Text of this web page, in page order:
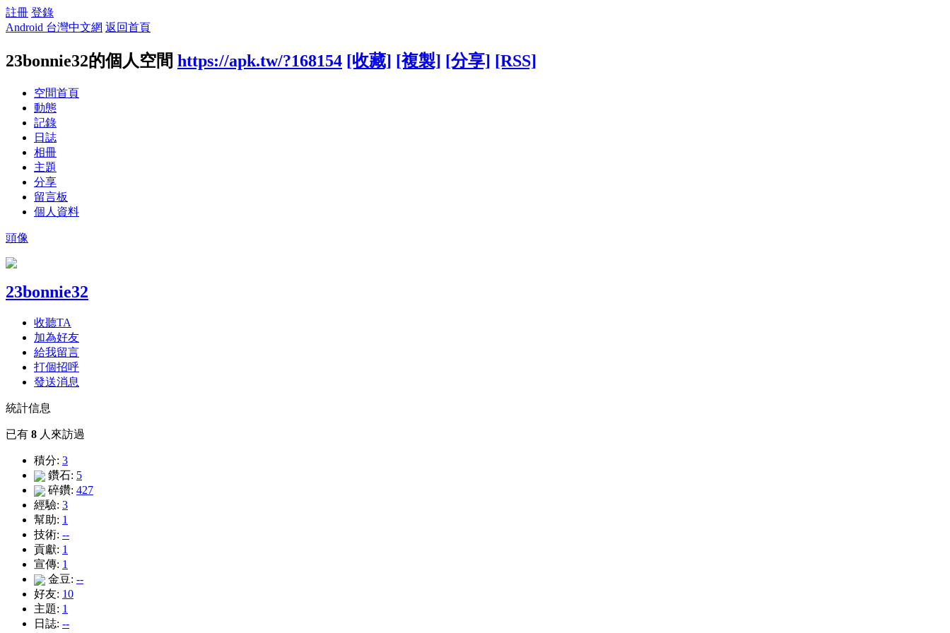
註冊 登錄
Android 台灣中文網 返回首頁
23bonnie32的個人空間 https://apk.tw/?168154 [收藏] [複製] [分享] [RSS]
空間首頁
動態
記錄
日誌
相冊
主題
分享
留言板
個人資料
頭像
23bonnie32
收聽TA
加為好友
給我留言
打個招呼
發送消息
統計信息
已有 8 人來訪過
積分: 3
鑽石: 5
碎鑽: 427
經驗: 3
幫助: 1
技術: --
貢獻: 1
宣傳: 1
金豆: --
好友: 10
主題: 1
日誌: --